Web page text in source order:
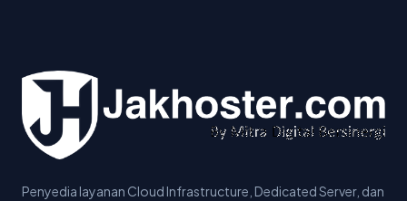
Penyedia layanan Cloud Infrastructure, Dedicated Server, dan